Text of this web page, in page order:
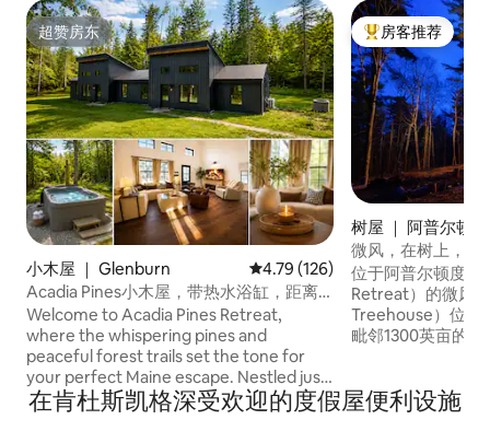
超赞房东
超赞房东
小木屋 ｜ Glenburn 平均评分 4.79 分（满分 5 分），
4.79 (126)
Acadia Pines小木屋，带热水浴缸，距离
市中心 10 分钟车程
Welcome to Acadia Pines Retreat,
where the whispering pines and
peaceful forest trails set the tone for
your perfect Maine escape. Nestled just
a short drive from Acadia National Park
and the coast, this charming retreat
热门「房客推荐」
房客推荐
树屋 ｜ 阿普尔顿
微风，在树上，阿
位于阿普尔顿度
Retreat）的微风树
Treehouse）位于
毗邻1300英亩的
浴缸，但房客可以
房。 Appleton
在肯杜斯凯格深受欢迎的度假屋便利设施